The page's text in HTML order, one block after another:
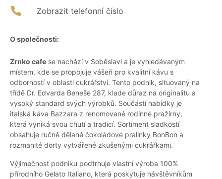
Zobrazit telefonní číslo
O společnosti:
Zrnko cafe se nachází v Soběslavi a je vyhledávaným
místem, kde se propojuje vášeň pro kvalitní kávu s
odborností v oblasti cukrářství. Tento podnik, situovaný na
třídě Dr. Edvarda Beneše 287, klade důraz na originalitu a
vysoký standard svých výrobků. Součástí nabídky je
italská káva Bazzara z renomované rodinné pražírny,
která vyniká svou chutí a tradicí. Sortiment sladkostí
obsahuje ručně dělané čokoládové pralinky BonBon a
rozmanité dorty vytvářené zkušenými cukrářkami.
Výjimečnost podniku podtrhuje vlastní výroba 100%
přírodního Gelato Italiano, která poskytuje návštěvníkům